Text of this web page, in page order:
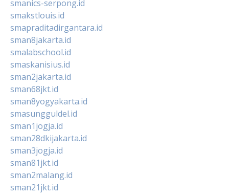
smanics-serpong.id
smakstlouis.id
smapraditadirgantara.id
sman8jakarta.id
smalabschool.id
smaskanisius.id
sman2jakarta.id
sman68jkt.id
sman8yogyakarta.id
smasungguldel.id
sman1jogja.id
sman28dkijakarta.id
sman3jogja.id
sman81jkt.id
sman2malang.id
sman21jkt.id